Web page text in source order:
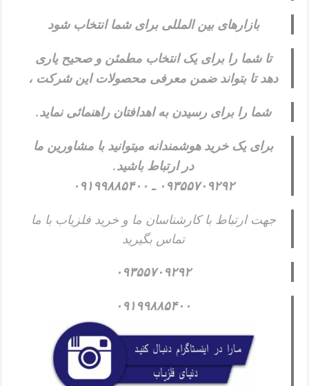
بازار‌های بین المللی برای شما انتخاب شود
تا شما را برای یک انتخاب مطمئن و صحیح یاری
دهد تا بتواند ضمن معرفی محصولات این شرکت ،
شما را برای رسیدن به اهدافتان راهنمائی نماید.
برای یک خرید هوشمندانه میتوانید با مشاورین ما
در ارتباط باشید.
۰۹۳۵۵۷۰۹۲۹۲ ـ ۰۹۱۹۹۸۸۵۴۰۰
جهت ارتباط با کارشناسان ما و خرید فلزیاب با ما
تماس بگیرید
۰۹۳۵۵۷۰۹۲۹۲
۰۹۱۹۹۸۸۵۴۰۰